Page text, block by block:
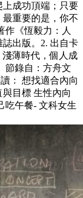
成功頂端；只要
重要的是，你不
作《恆毅力：人
出版。2. 出自卡
淺薄時代，個人成
節錄自：方舟文
： 想找適合內向
目標 生性內向
吃午餐- 文科女生